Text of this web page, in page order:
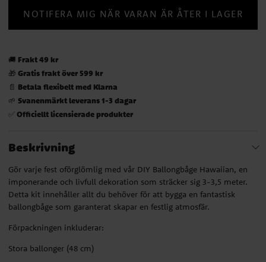
NOTIFERA MIG NÄR VARAN ÄR ÅTER I LAGER
🚚 Frakt 49 kr
🎁 Gratis frakt över 599 kr
📄 Betala flexibelt med Klarna
🌱 Svanenmärkt leverans 1-3 dagar
✅ Officiellt licensierade produkter
Beskrivning
Gör varje fest oförglömlig med vår DIY Ballongbåge Hawaiian, en
imponerande och livfull dekoration som sträcker sig 3-3,5 meter.
Detta kit innehåller allt du behöver för att bygga en fantastisk
ballongbåge som garanterat skapar en festlig atmosfär.
Förpackningen inkluderar:
Stora ballonger (48 cm)